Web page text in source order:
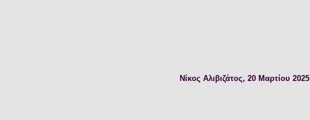
Νίκος Αλιβιζάτος, 20 Μαρτίου 2025